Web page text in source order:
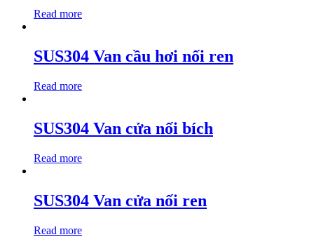
Read more
SUS304 Van cầu hơi nối ren
Read more
SUS304 Van cửa nối bích
Read more
SUS304 Van cửa nối ren
Read more